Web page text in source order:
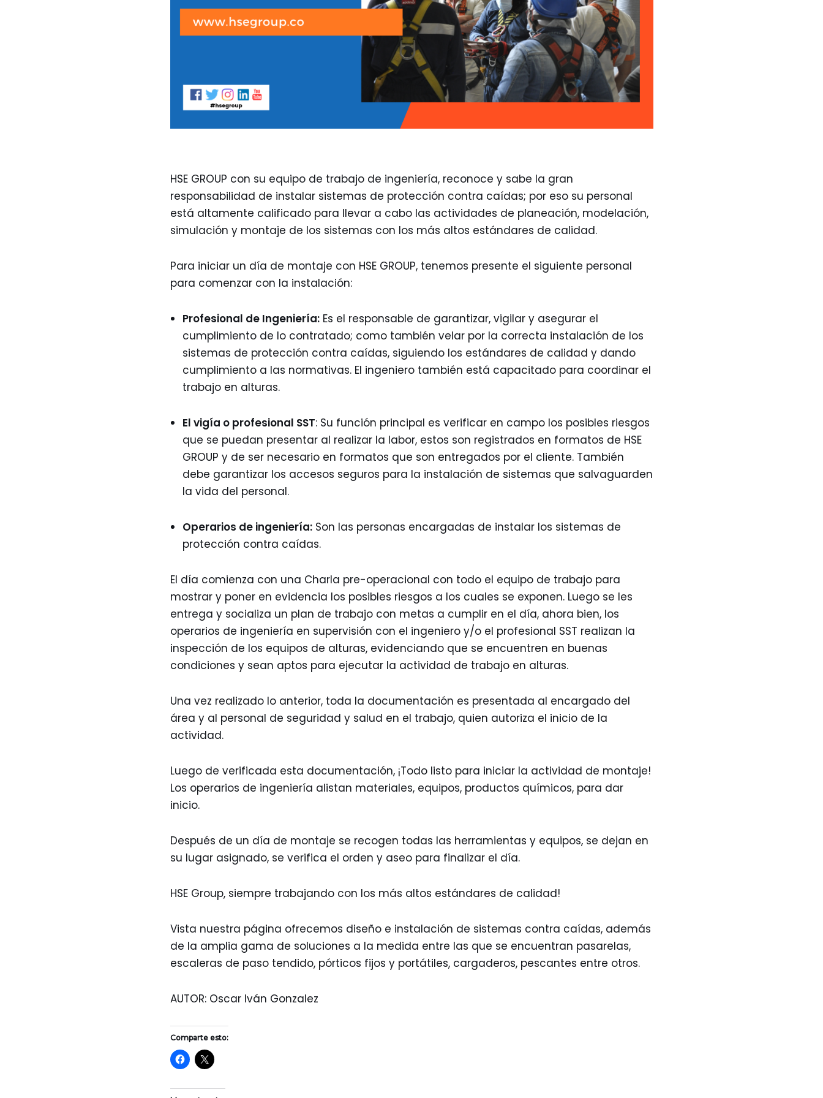
HSE GROUP con su equipo de trabajo de ingeniería, reconoce y sabe la gran
responsabilidad de instalar sistemas de protección contra caídas; por eso su personal
está altamente calificado para llevar a cabo las actividades de planeación, modelación,
simulación y montaje de los sistemas con los más altos estándares de calidad.
Para iniciar un día de montaje con HSE GROUP, tenemos presente el siguiente personal
para comenzar con la instalación:
Profesional de Ingeniería:Es el responsable de garantizar, vigilar y asegurar el
cumplimiento de lo contratado; como también velar por la correcta instalación de los
sistemas de protección contra caídas, siguiendo los estándares de calidad y dando
cumplimiento a las normativas. El ingeniero también está capacitado para coordinar el
trabajo en alturas.
El vigía o profesional SST: Su función principal es verificar en campo los posibles riesgos
que se puedan presentar al realizar la labor, estos son registrados en formatos de HSE
GROUP y de ser necesario en formatos que son entregados por el cliente. También
debe garantizar los accesos seguros para la instalación de sistemas que salvaguarden
la vida del personal.
Operarios de ingeniería:Son las personas encargadas de instalar los sistemas de
protección contra caídas.
El día comienza con una Charla pre-operacional con todo el equipo de trabajo para
mostrar y poner en evidencia los posibles riesgos a los cuales se exponen. Luego se les
entrega y socializa un plan de trabajo con metas a cumplir en el día, ahora bien, los
operarios de ingeniería en supervisión con el ingeniero y/o el profesional SST realizan la
inspección de los equipos de alturas, evidenciando que se encuentren en buenas
condiciones y sean aptos para ejecutar la actividad de trabajo en alturas.
Una vez realizado lo anterior, toda la documentación es presentada al encargado del
área y al personal de seguridad y salud en el trabajo, quien autoriza el inicio de la
actividad.
Luego de verificada esta documentación, ¡Todo listo para iniciar la actividad de montaje!
Los operarios de ingeniería alistan materiales, equipos, productos químicos, para dar
inicio.
Después de un día de montaje se recogen todas las herramientas y equipos, se dejan en
su lugar asignado, se verifica el orden y aseo para finalizar el día.
HSE Group, siempre trabajando con los más altos estándares de calidad!
Vista nuestra página ofrecemos diseño e instalación de sistemas contra caídas, además
de la amplia gama de soluciones a la medida entre las que se encuentran pasarelas,
escaleras de paso tendido, pórticos fijos y portátiles, cargaderos, pescantes entre otros.
AUTOR: Oscar Iván Gonzalez
Comparte esto: